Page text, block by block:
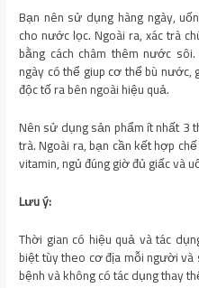
Bạn nên sử dụng hàng ngày,
cho nước lọc. Ngoài ra, xác trà
bằng cách châm thêm nước
ngày có thể giup cơ thể bù
độc tố ra bên ngoài hiệu quả.
Nên sử dụng sản phẩm ít nhất 3
trà. Ngoài ra, bạn cần kết hợp
vitamin, ngủ đúng giờ đủ giấc và
Lưu ý:
Thời gian có hiệu quả và tác
biệt tùy theo cơ địa mỗi người
bệnh và không có tác dụng thay